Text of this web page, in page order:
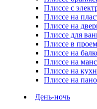
Плиссе с
Плиссе на
Плиссе на
Плиссе для
Плиссе в проем
Плиссе на
Плиссе на
Плиссе на
Плиссе на
День-ночь